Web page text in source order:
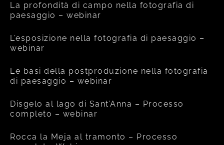
La profondità di campo nella fotografia di
paesaggio – webinar
L’esposizione nella fotografia di paesaggio –
webinar
Le basi della postproduzione nella fotografia
di paesaggio – webinar
Disgelo al lago di Sant’Anna – Processo
completo – webinar
Rocca la Meja al tramonto – Processo